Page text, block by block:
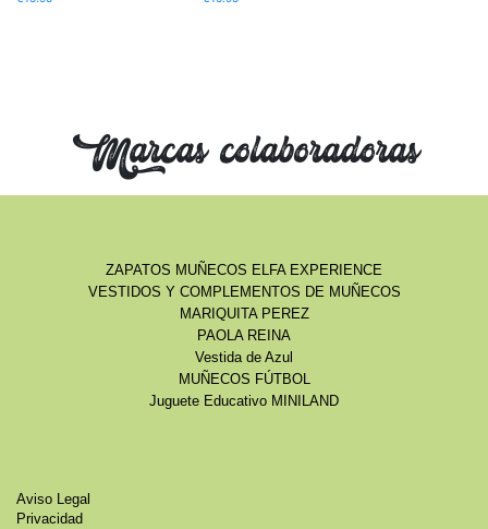
Marcas colaboradoras
ZAPATOS MUÑECOS ELFA EXPERIENCE
VESTIDOS Y COMPLEMENTOS DE MUÑECOS
MARIQUITA PEREZ
PAOLA REINA
Vestida de Azul
MUÑECOS FÚTBOL
Juguete Educativo MINILAND
Aviso Legal
Privacidad